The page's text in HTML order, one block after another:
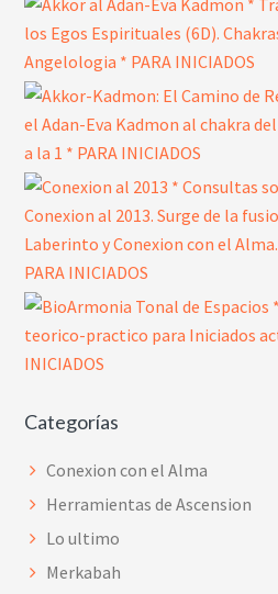
Categorías
Conexion con el Alma
Herramientas de Ascension
Lo ultimo
Merkabah